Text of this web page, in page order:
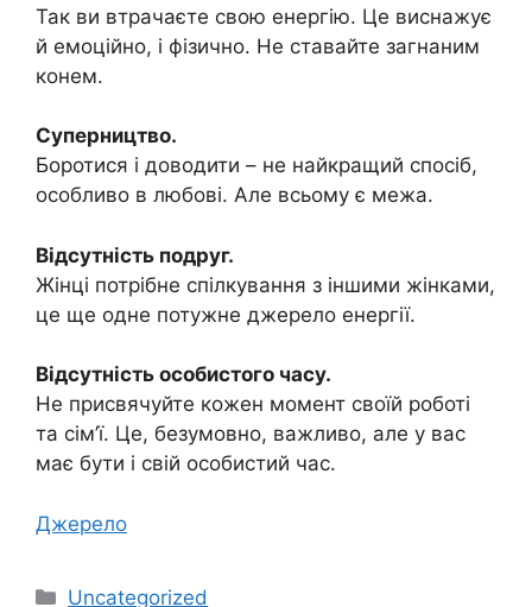
Так ви втрачаєте свою енергію. Це виснажує
й емоційно, і фізично. Не ставайте загнаним
конем.
Суперництво.
Боротися і доводити – не найкращий спосіб,
особливо в любові. Але всьому є межа.
Відсутність подруг.
Жінці потрібне спілкування з іншими жінками,
це ще одне потужне джерело енергії.
Відсутність особистого часу.
Не присвячуйте кожен момент своїй роботі
та сім’ї. Це, безумовно, важливо, але у вас
має бути і свій особистий час.
Джерело
Категорії
Uncategorized